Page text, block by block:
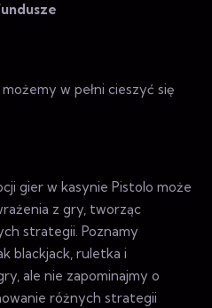
w pełni cieszyć się
gier w kasynie Pistolo może
z gry, tworząc
strategii. Poznamy
blackjack, ruletka i
ale nie zapominajmy o
różnych strategii